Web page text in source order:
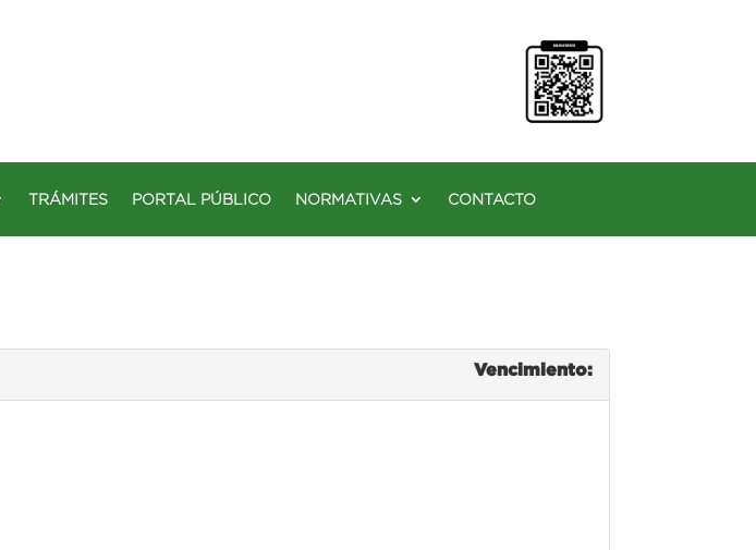
TRÁMITES PORTAL PÚBLICO NORMATIVAS CONTACTO
Vencimiento: